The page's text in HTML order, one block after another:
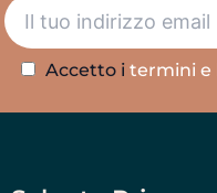
Accetto itermini e